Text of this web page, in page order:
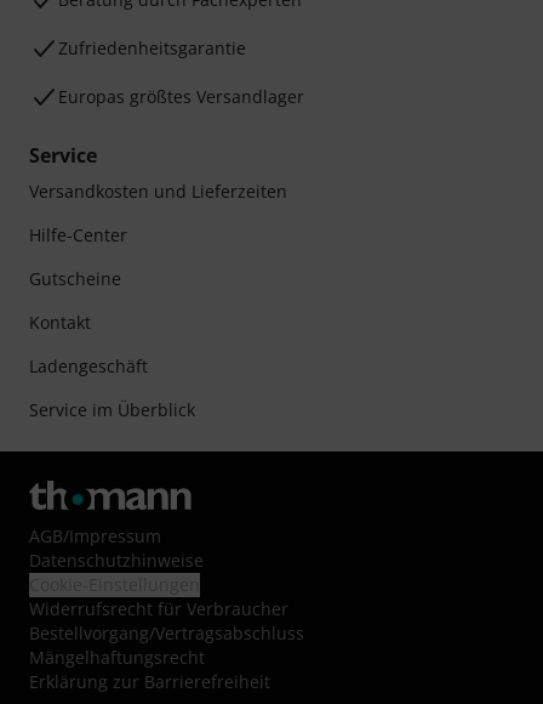
Zufriedenheitsgarantie
Europas größtes Versandlager
Service
Versandkosten und Lieferzeiten
Hilfe-Center
Gutscheine
Kontakt
Ladengeschäft
Service im Überblick
AGB/Impressum
Datenschutzhinweise
Widerrufsrecht für Verbraucher
Bestellvorgang/Vertragsabschluss
Mängelhaftungsrecht
Erklärung zur Barrierefreiheit